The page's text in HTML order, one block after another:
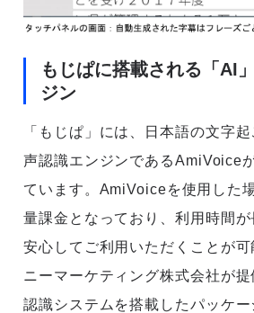
もじぱに搭載される「AI
ジン
「もじぱ」には、日本語の文字
声認識エンジンであるAmiVoice
ています。AmiVoiceを使用した
量課金となっており、利用時間
安心してご利用いただくことが
ニーマーケティング株式会社が
認識システムを搭載したパッケー